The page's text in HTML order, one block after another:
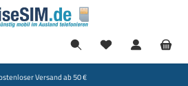
Versand ab 50 €